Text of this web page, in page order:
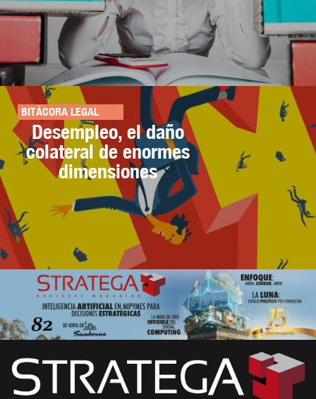
BITÁCORA LEGAL
Desempleo, el daño
colateral de enormes
dimensiones